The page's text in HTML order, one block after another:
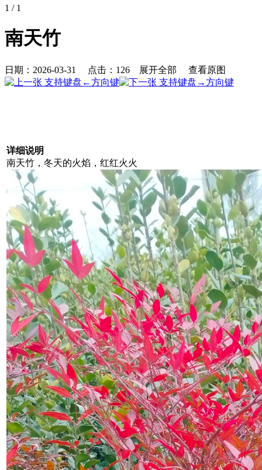
1 / 1
南天竹
日期：2026-03-31 点击： 126 展开全部 查看原图
详细说明
南天竹，冬天的火焰，红红火火